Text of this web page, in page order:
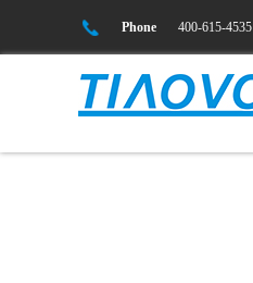
Phone 400-615-4535